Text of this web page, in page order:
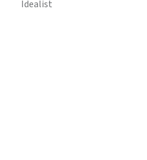
Idealist